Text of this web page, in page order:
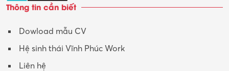
Tư vấn
Tư vấn – Kiến trúc
Thông tin cần biết
Dowload mẫu CV
Hệ sinh thái Vĩnh Phúc Work
Liên hệ